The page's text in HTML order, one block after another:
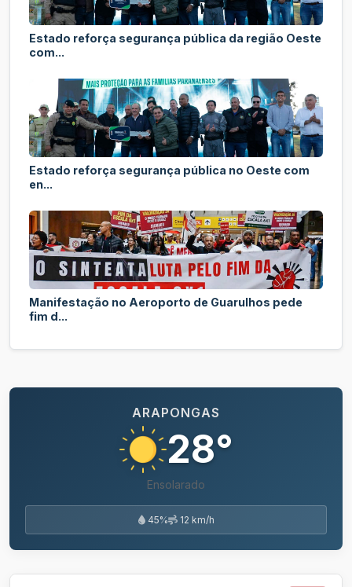
Estado reforça segurança pública da região Oeste
com...
Estado reforça segurança pública no Oeste com
en...
Manifestação no Aeroporto de Guarulhos pede
fim d...
ARAPONGAS
28°
Ensolarado
45% 12 km/h